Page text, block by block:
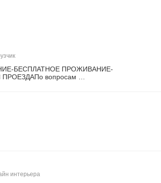
БЕСПЛАТНОЕ ПРОЖИВАНИЕ-
вопросам …
интерьера